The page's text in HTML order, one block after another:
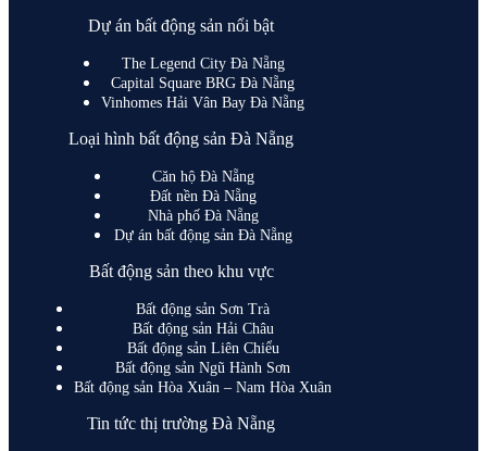
Dự án bất động sản nổi bật
The Legend City Đà Nẵng
Capital Square BRG Đà Nẵng
Vinhomes Hải Vân Bay Đà Nẵng
Loại hình bất động sản Đà Nẵng
Căn hộ Đà Nẵng
Đất nền Đà Nẵng
Nhà phố Đà Nẵng
Dự án bất động sản Đà Nẵng
Bất động sản theo khu vực
Bất động sản Sơn Trà
Bất động sản Hải Châu
Bất động sản Liên Chiểu
Bất động sản Ngũ Hành Sơn
Bất động sản Hòa Xuân – Nam Hòa Xuân
Tin tức thị trường Đà Nẵng